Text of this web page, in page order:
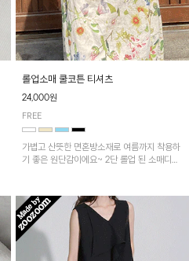
롤업소매 쿨코튼 티셔츠
24,000원
FREE
가볍고 산뜻한 면혼방소재로 여름까지 착용하
기 좋은 원단감이에요~ 2단 롤업 된 소매디테